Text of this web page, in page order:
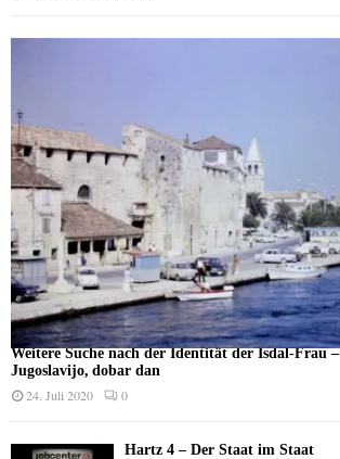
Weitere Suche nach der Identität der Isdal-Frau –
Jugoslavijo, dobar dan
24. Juli 2020 0
Hartz 4 – Der Staat im Staat